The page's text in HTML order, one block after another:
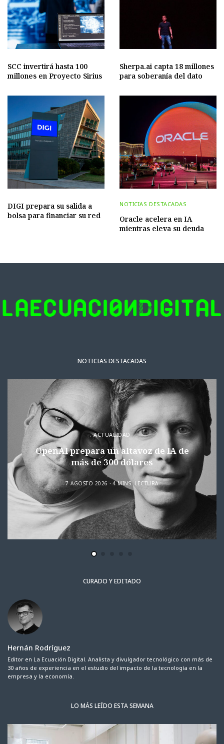
SCC invertirá hasta 100
millones en Proyecto Sirius
Sherpa.ai capta 18 millones
para soberanía del dato
DIGI prepara su salida a
bolsa para financiar su red
NOTICIAS DESTACADAS
Oracle acelera en IA
mientras eleva su deuda
NOTICIAS DESTACADAS
ACTUALIDAD
OpenAI prepara un altavoz de IA de
más de 300 dólares
7 AGOSTO 2026 4 MINS. LECTURA
CURADO Y EDITADO
Hernán Rodríguez
Editor en La Ecuación Digital. Analista y divulgador tecnológico con más de
30 años de experiencia en el estudio del impacto de la tecnología en la
empresa y la economía.
LO MÁS LEÍDO ESTA SEMANA